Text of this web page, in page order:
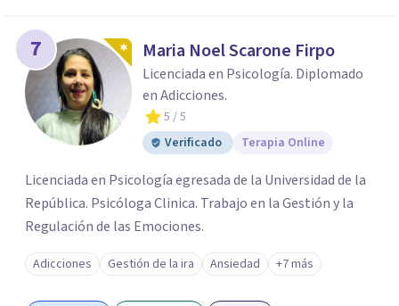
7 Maria Noel Scarone Firpo
Licenciada en Psicología. Diplomado
en Adicciones.
5 / 5
Verificado
Terapia Online
Licenciada en Psicología egresada de la Universidad de la
República. Psicóloga Clinica. Trabajo en la Gestión y la
Regulación de las Emociones.
Adicciones Gestión de la ira Ansiedad +7 más